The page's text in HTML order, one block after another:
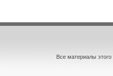
Все материалы этого